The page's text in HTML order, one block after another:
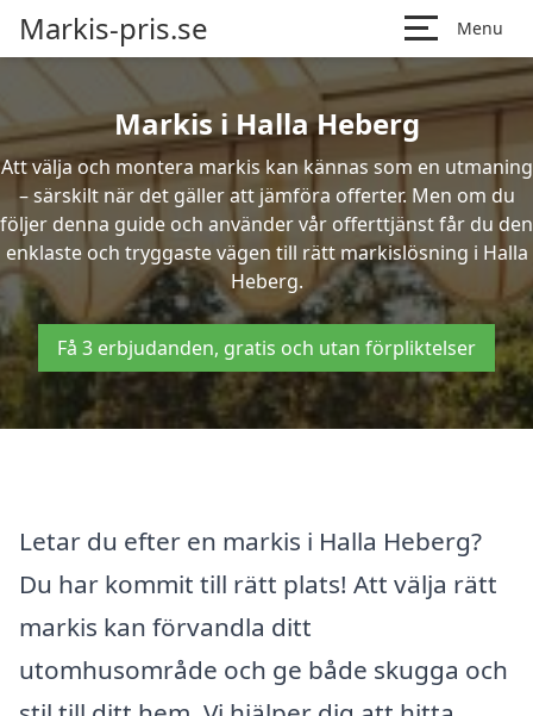
Markis-pris.se Menu
Markis i Halla Heberg
Att välja och montera markis kan kännas som en utmaning
– särskilt när det gäller att jämföra offerter. Men om du
följer denna guide och använder vår offerttjänst får du den
enklaste och tryggaste vägen till rätt markislösning i Halla
Heberg.
Få 3 erbjudanden, gratis och utan förpliktelser
Letar du efter en markis i Halla Heberg?
Du har kommit till rätt plats! Att välja rätt
markis kan förvandla ditt
utomhusområde och ge både skugga och